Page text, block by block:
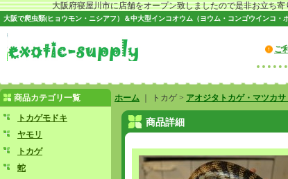
大阪府寝屋川市に店舗をオープン致しましたので是非お立ち寄
大阪で爬虫類(ヒョウモン・ニシアフ）＆中大型インコオウム（ヨウム・コンゴウインコ・
ご
商品カテゴリ一覧
トカゲモドキ
ヤモリ
トカゲ
蛇
ホーム ｜ トカゲ > アオジタトカゲ・マツカサ
商品詳細